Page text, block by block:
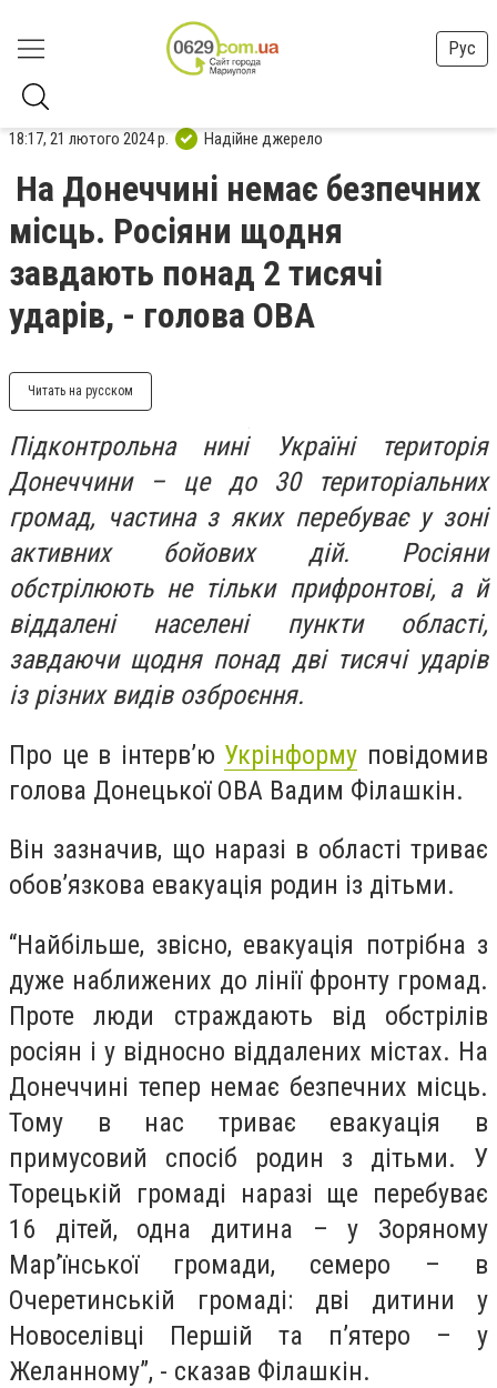
Рус
18:17, 21 лютого 2024 р. Надійне джерело
На Донеччині немає безпечних
місць. Росіяни щодня
завдають понад 2 тисячі
ударів, - голова ОВА
Читать на русском
Підконтрольна нині Україні територія
Донеччини – це до 30 територіальних
громад, частина з яких перебуває у зоні
активних бойових дій. Росіяни
обстрілюють не тільки прифронтові, а й
віддалені населені пункти області,
завдаючи щодня понад дві тисячі ударів
із різних видів озброєння.
Про це в інтерв’ю Укрінформу повідомив
голова Донецької ОВА Вадим Філашкін.
Він зазначив, що наразі в області триває
обов’язкова евакуація родин із дітьми.
“Найбільше, звісно, евакуація потрібна з
дуже наближених до лінії фронту громад.
Проте люди страждають від обстрілів
росіян і у відносно віддалених містах. На
Донеччині тепер немає безпечних місць.
Тому в нас триває евакуація в
примусовий спосіб родин з дітьми. У
Торецькій громаді наразі ще перебуває
16 дітей, одна дитина – у Зоряному
Мар’їнської громади, семеро – в
Очеретинській громаді: дві дитини у
Новоселівці Першій та п’ятеро – у
Желанному”, - сказав Філашкін.